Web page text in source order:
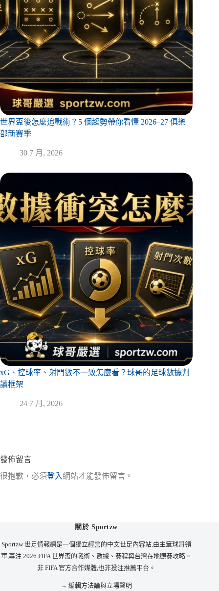
世界盃後怎麼追戰術？5 個趨勢帶你看懂 2026–27 俱樂
部新賽季
30 7 月, 2026
xG、控球率、射門數不一致怎麼看？球哥的足球數據判
讀框架
24 7 月, 2026
發佈留言
很抱歉，必須登入網站才能發佈留言。
關於 Sportzw
Sportzw 世足情報網是一個獨立經營的中文世足內容站,由主筆球哥領
軍,專注 2026 FIFA 世界盃的戰術、數據、賽程與台灣在地觀賽攻略。
非 FIFA 官方合作媒體,也非投注推薦平台。
→ 編輯方法論與立場聲明